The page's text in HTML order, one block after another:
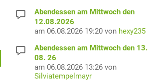
Abendessen am Mittwoch den
12.08.2026
am 06.08.2026 19:20 von hexy235
Abendessen am Mittwoch den 13.
08. 26
am 06.08.2026 13:26 von
Silviatempelmayr